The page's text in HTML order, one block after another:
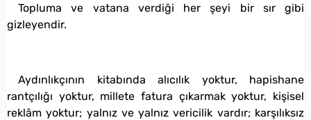
Topluma ve vatana verdiği her şeyi bir sır gibi
gizleyendir.
Aydınlıkçının kitabında alıcılık yoktur, hapishane
rantçılığı yoktur, millete fatura çıkarmak yoktur, kişisel
reklâm yoktur; yalnız ve yalnız vericilik vardır; karşılıksız